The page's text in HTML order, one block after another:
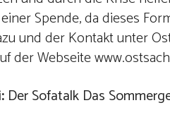
Spende, da dieses
und der Kontakt unter
der Webseite
Der Sofatalk Das